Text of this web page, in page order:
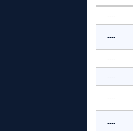
----
----
----
----
----
----